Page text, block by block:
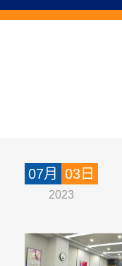
07月 03日
2023